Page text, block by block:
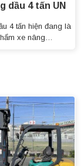
dầu 4 tấn UN
4 tấn hiện đang là
xe nâng…